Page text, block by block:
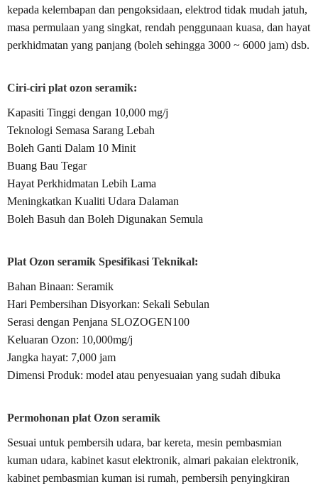
kepada kelembapan dan pengoksidaan, elektrod tidak mudah jatuh,
masa permulaan yang singkat, rendah penggunaan kuasa, dan hayat
perkhidmatan yang panjang (boleh sehingga 3000 ~ 6000 jam) dsb.
Ciri-ciri plat ozon seramik:
Kapasiti Tinggi dengan 10,000 mg/j
Teknologi Semasa Sarang Lebah
Boleh Ganti Dalam 10 Minit
Buang Bau Tegar
Hayat Perkhidmatan Lebih Lama
Meningkatkan Kualiti Udara Dalaman
Boleh Basuh dan Boleh Digunakan Semula
Plat Ozon seramik Spesifikasi Teknikal:
Bahan Binaan: Seramik
Hari Pembersihan Disyorkan: Sekali Sebulan
Serasi dengan Penjana SLOZOGEN100
Keluaran Ozon: 10,000mg/j
Jangka hayat: 7,000 jam
Dimensi Produk: model atau penyesuaian yang sudah dibuka
Permohonan plat Ozon seramik
Sesuai untuk pembersih udara, bar kereta, mesin pembasmian
kuman udara, kabinet kasut elektronik, almari pakaian elektronik,
kabinet pembasmian kuman isi rumah, pembersih penyingkiran